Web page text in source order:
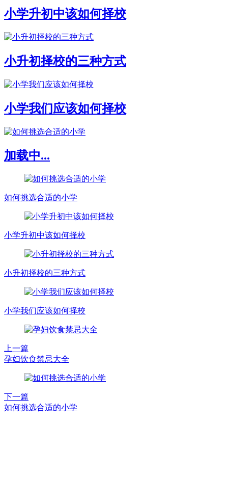
小学升初中该如何择校
小升初择校的三种方式
小学我们应该如何择校
加载中...
如何挑选合适的小学
小学升初中该如何择校
小升初择校的三种方式
小学我们应该如何择校
上一篇
孕妇饮食禁忌大全
下一篇
如何挑选合适的小学